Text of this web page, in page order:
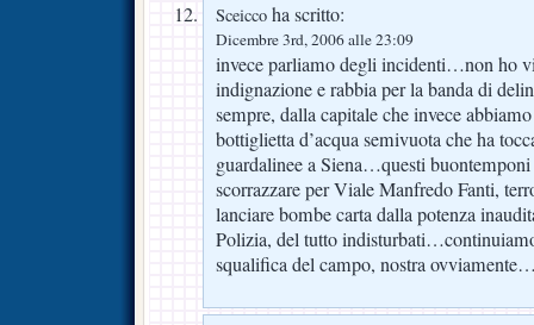
Sceicco ha scritto:
Dicembre 3rd, 2006 alle 23:09
invece parliamo degli incidenti…non ho
indignazione e rabbia per la banda di
sempre, dalla capitale che invece
bottiglietta d’acqua semivuota che ha
guardalinee a Siena…questi
scorrazzare per Viale Manfredo Fanti,
lanciare bombe carta dalla potenza
Polizia, del tutto
squalifica del campo, nostra